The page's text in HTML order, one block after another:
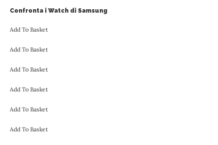
Confronta i Watch di Samsung
Add To Basket
Add To Basket
Add To Basket
Add To Basket
Add To Basket
Add To Basket